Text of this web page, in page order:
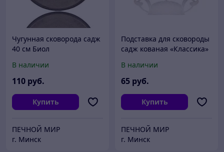
Чугунная сковорода садж
40 см Биол
В наличии
110 руб.
Купить
ПЕЧНОЙ МИР
г. Минск
Подставка для сковороды
садж кованая «Классика»
В наличии
65 руб.
Купить
ПЕЧНОЙ МИР
г. Минск